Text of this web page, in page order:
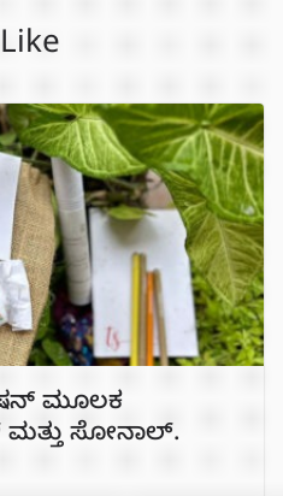
ಮೂಲಕ
ಸೋನಾಲ್.